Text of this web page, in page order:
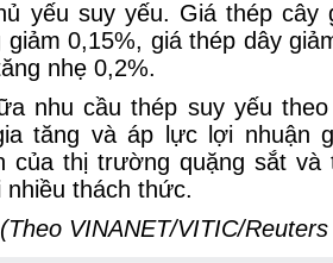
yếu suy yếu. Giá thép cây
giảm 0,15%, giá thép dây
nhẹ 0,2%.
nhu cầu thép suy yếu
tăng và áp lực lợi nhuận
của thị trường quặng sắt và
thách thức.
(Theo VINANET/VITIC/